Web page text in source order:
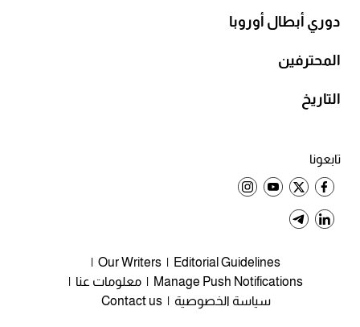
تابعونا
دوري أبطال أوروبا
المحترفين
التاريخ
Editorial Guidelines
Our Writers
Manage Push Notifications
معلومات عنا
سياسة الخصوصية
Contact us